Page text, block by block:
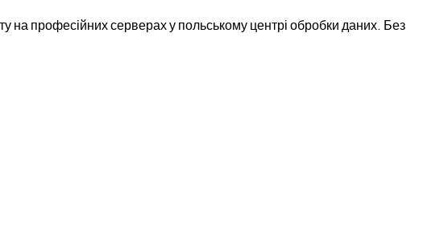
професійних серверах у польському центрі обробки даних. Без